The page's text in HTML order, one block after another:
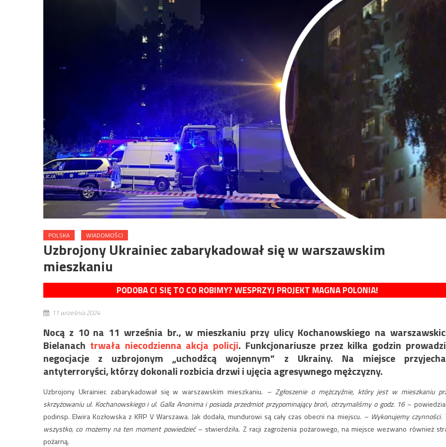
POLSKA WIADOMOŚCI
Uzbrojony Ukrainiec zabarykadował się w warszawskim
mieszkaniu
PODOBA CI SIĘ TO CO ROBIMY? WESPRZYJ PROJEKT MAGNA POLONIA!
11 września 2024
Nocą z 10 na 11 września br., w mieszkaniu przy ulicy Kochanowskiego na
Bielanach trwała niecodzienna akcja policji. Funkcjonariusze przez kilka godzin
negocjacje z uzbrojonym „uchodźcą wojennym” z Ukrainy. Na miejsce
antyterroryści, którzy dokonali rozbicia drzwi i ujęcia agresywnego mężczyzny.
Uzbrojony Ukrainiec zabarykadował się w warszawskim mieszkaniu. – Zgłoszenie o mężczyźnie, który jest w mieszkaniu
skrzyżowaniu ul. Kochanowskiego i ul. Galla Anonima i posiada przedmiot przypominający broń, otrzymaliśmy o godz. 16–
podinsp. Elwira Kozłowska z KRP V Warszawa. Jak dodała, mundurowi są cały czas obecni na miejscu. – Wykonujemy czynności.
wszystko, co możemy na ten moment powiedzieć– stwierdziła. Z racji zagrożenia pożarowego, na miejsce wezwano również
pożarną.